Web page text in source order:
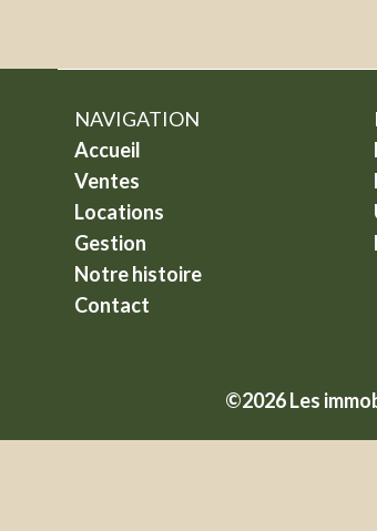
NAVIGATION
Accueil
Ventes
Locations
Gestion
Notre histoire
Contact
©2026 Les